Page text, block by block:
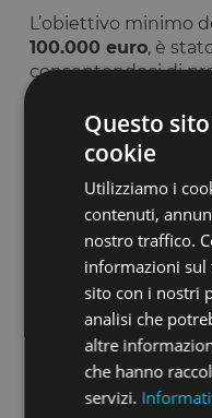
L’obiettivo minimo
100.000 euro, è
consentendoci di
giroscopico 4XS e
dell’architettura del
Royale. Questo
in avanti nella
Se riusciremo a
500.000 euro,
salto di qualità:
e completare il
prodotto
prototipi pronti,
eventi globali, dove
tecnologia e la
Questo
cookie
Utilizziamo i
contenuti,
nostro traffico.
informazioni
sito con i nostri
analisi che
altre
che hanno
servizi.